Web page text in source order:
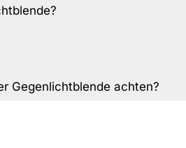
Gegenlichtblende achten?